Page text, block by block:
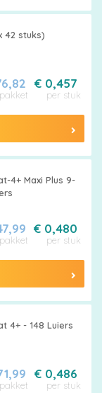
42 stuks)
€ 0,457
per stuk
4+ Maxi Plus 9-
€ 0,480
per stuk
4+ - 148 Luiers
€ 0,486
per stuk